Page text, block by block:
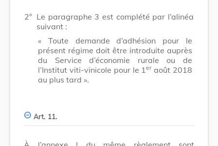
2° Le paragraphe 3 est complété par l’alinéa
suivant :
« Toute demande d’adhésion pour le
présent régime doit être introduite auprès
du Service d’économie rurale ou de
l’Institut viti-vinicole pour le 1eraoût 2018
au plus tard ».
Art. 11.